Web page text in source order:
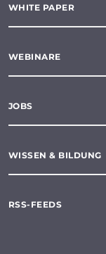
WHITE PAPER
WEBINARE
JOBS
WISSEN & BILDUNG
RSS-FEEDS